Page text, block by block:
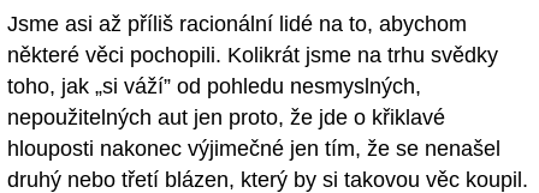
Jsme asi až příliš racionální lidé na to, abychom
některé věci pochopili. Kolikrát jsme na trhu svědky
toho, jak „si váží” od pohledu nesmyslných,
nepoužitelných aut jen proto, že jde o křiklavé
hlouposti nakonec výjimečné jen tím, že se nenašel
druhý nebo třetí blázen, který by si takovou věc koupil.